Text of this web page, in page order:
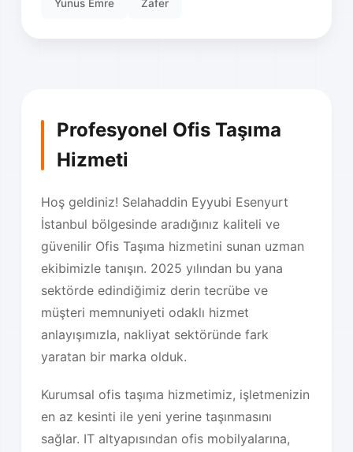
Profesyonel Ofis Taşıma
Hizmeti
Hoş geldiniz! Selahaddin Eyyubi Esenyurt
İstanbul bölgesinde aradığınız kaliteli ve
güvenilir Ofis Taşıma hizmetini sunan uzman
ekibimizle tanışın. 2025 yılından bu yana
sektörde edindiğimiz derin tecrübe ve
müşteri memnuniyeti odaklı hizmet
anlayışımızla, nakliyat sektöründe fark
yaratan bir marka olduk.
Kurumsal ofis taşıma hizmetimiz, işletmenizin
en az kesinti ile yeni yerine taşınmasını
sağlar. IT altyapısından ofis mobilyalarına,
Yunus Emre Zafer